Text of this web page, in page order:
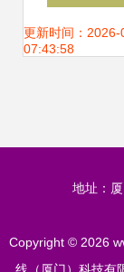
互联网接入
更新时间：2026-
07:43:58
地址：
Copyright © 2026